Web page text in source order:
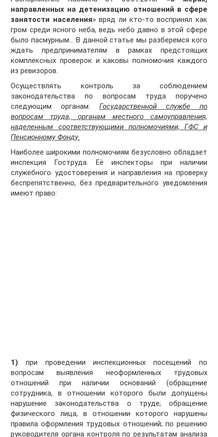
направленных на детенизацию отношений в сфере
занятости населения» вряд ли кто-то воспринял как
гром среди ясного неба, ведь небо давно в этой сфере
было пасмурным... В данной статье мы разберемся кого
ждать предпринимателям в рамках предстоящих
комплексных проверок и каковы полномочия каждого
из ревизоров.
Осуществлять контроль за соблюдением
законодательства по вопросам труда поручено
следующим органам: Государственной службе по
вопросам труда, органам местного самоуправления,
наделенным соответствующими полномочиями, ГФС и
Пенсионному Фонду.
Наиболее широкими полномочиям безусловно обладает
инспекция Гоструда. Её инспекторы при наличии
служебного удостоверения и направления на проверку
беспрепятственно, без предварительного уведомления
имеют право:
1)при проведении инспекционных посещений по
вопросам выявления неоформленных трудовых
отношений при наличии оснований (обращение
сотрудника, в отношении которого были допущены
нарушение законодательства о труде; обращение
физического лица, в отношении которого нарушены
правила оформления трудовых отношений; по решению
руководителя органа контроля по результатам анализа